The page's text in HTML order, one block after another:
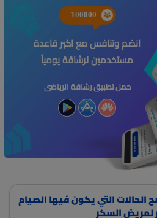
100000
انضم وتنافس مع اكبر قاعدة
مستخدمين لرشاقة يومياً
حمل تطبيق رشاقة الرياضى
الحالات التي يكون فيها الصيام
لمريض السكر